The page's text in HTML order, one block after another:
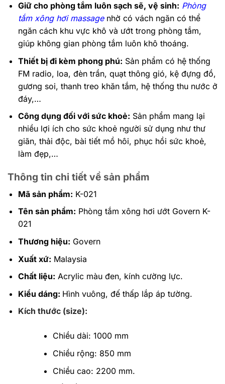
Giữ cho phòng tắm luôn sạch sẽ, vệ sinh: Phòng
tắm xông hơi massagenhờ có vách ngăn có thể
ngăn cách khu vực khô và ướt trong phòng tắm,
giúp không gian phòng tắm luôn khô thoáng.
Thiết bị đi kèm phong phú: Sản phẩm có hệ thống
FM radio, loa, đèn trần, quạt thông gió, kệ đựng đồ,
gương soi, thanh treo khăn tắm, hệ thống thu nước ở
đáy,…
Công dụng đối với sức khoẻ: Sản phẩm mang lại
nhiều lợi ích cho sức khoẻ người sử dụng như thư
giãn, thải độc, bài tiết mồ hôi, phục hồi sức khoẻ,
làm đẹp,…
Thông tin chi tiết về sản phẩm
Mã sản phẩm: K-021
Tên sản phẩm: Phòng tắm xông hơi ướt Govern K-
021
Thương hiệu: Govern
Xuất xứ: Malaysia
Chất liệu: Acrylic màu đen, kính cường lực.
Kiểu dáng: Hình vuông, đế thấp lắp áp tường.
Kích thước (size):
Chiều dài: 1000 mm
Chiều rộng: 850 mm
Chiều cao: 2200 mm.